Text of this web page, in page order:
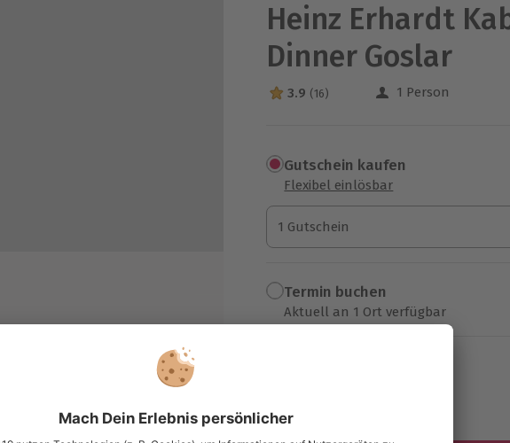
Heinz Erhardt
Dinner Goslar
3.9 Sterne von 5 aus 16 Bewertungen
3.9 (16) 1 Person
Gutschein kaufen
Flexibel einlösbar
1 Gutschein
1 Gutschein
1 Gutschein
Termin buchen
Aktuell an 1 Ort verfügbar
zzgl. Versand